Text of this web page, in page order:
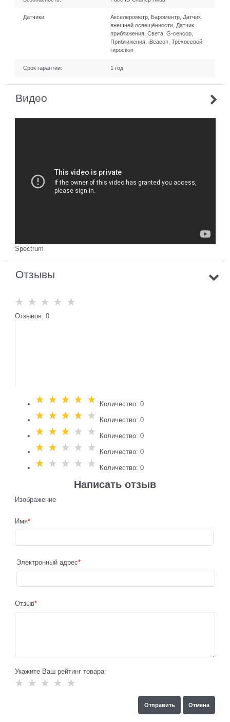
Датчики:
Акселерометр, Бароментр, Датчик
внешней освещённости, Датчик
приближения, Света, G-сенсор,
Приближения, iBeacon, Трёхосевой
гироскоп
Срок гарантии: 1 год
Видео
Spectrum
Отзывы
Отзывов: 0
Количество: 0
Количество: 0
Количество: 0
Количество: 0
Количество: 0
Написать отзыв
Изображение
Имя
Электронный адрес
Отзыв
Укажите Ваш рейтинг товара: